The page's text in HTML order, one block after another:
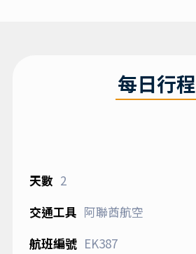
每日行程
2
阿聯酋航空
EK387